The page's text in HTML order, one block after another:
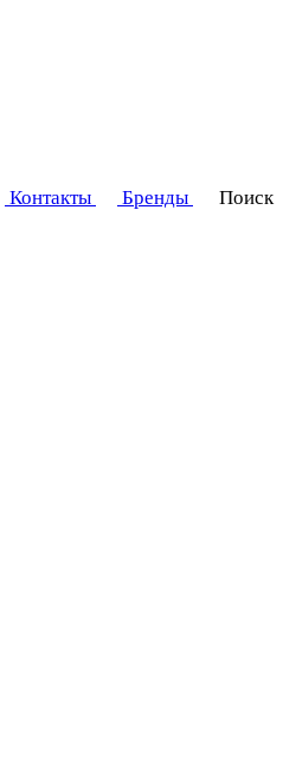
Контакты Бренды
Поиск